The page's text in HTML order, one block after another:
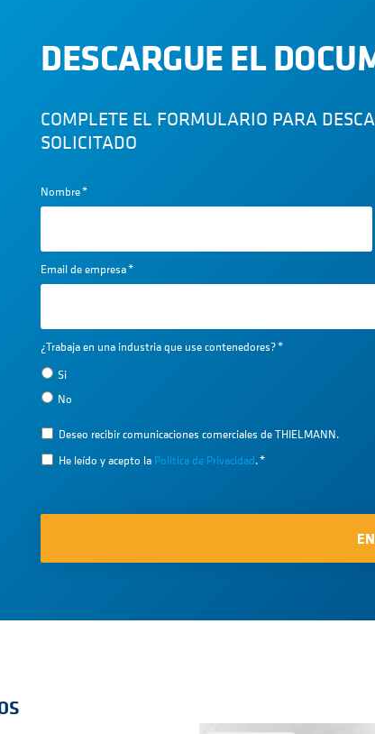
DESCARGUE EL
COMPLETE EL FORMULARIO PARA
SOLICITADO
Nombre*
Email de empresa*
¿Trabaja en una industria que use contenedores?*
Si
No
Deseo recibir comunicaciones comerciales de THIELMANN.
He leído y acepto la Política de Privacidad.*